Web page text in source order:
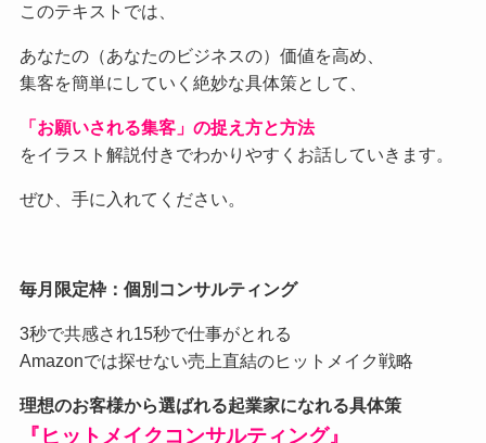
このテキストでは、
あなたの（あなたのビジネスの）価値を高め、
集客を簡単にしていく絶妙な具体策として、
「お願いされる集客」の捉え方と方法
をイラスト解説付きでわかりやすくお話していきます。
ぜひ、手に入れてください。
毎月限定枠：個別コンサルティング
3秒で共感され15秒で仕事がとれる
Amazonでは探せない売上直結のヒットメイク戦略
理想のお客様から選ばれる起業家になれる具体策
『ヒットメイクコンサルティング』